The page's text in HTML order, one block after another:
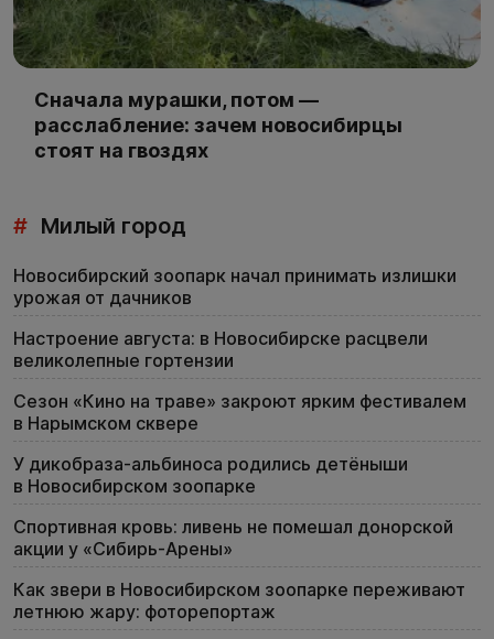
Сначала мурашки, потом —
расслабление: зачем новосибирцы
стоят на гвоздях
# Милый город
Новосибирский зоопарк начал принимать излишки
урожая от дачников
Настроение августа: в Новосибирске расцвели
великолепные гортензии
Сезон «Кино на траве» закроют ярким фестивалем
в Нарымском сквере
У дикобраза-альбиноса родились детёныши
в Новосибирском зоопарке
Спортивная кровь: ливень не помешал донорской
акции у «Сибирь-Арены»
Как звери в Новосибирском зоопарке переживают
летнюю жару: фоторепортаж